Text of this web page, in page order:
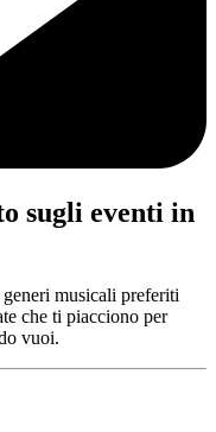
sugli eventi in
musicali preferiti
che ti piacciono per
vuoi.